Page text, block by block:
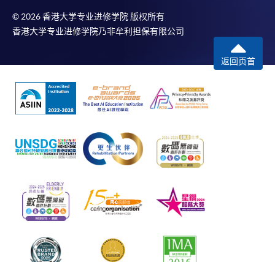
© 2026 香港大学专业进修学院 版权所有
香港大学专业进修学院乃非牟利担保有限公司
返回页首